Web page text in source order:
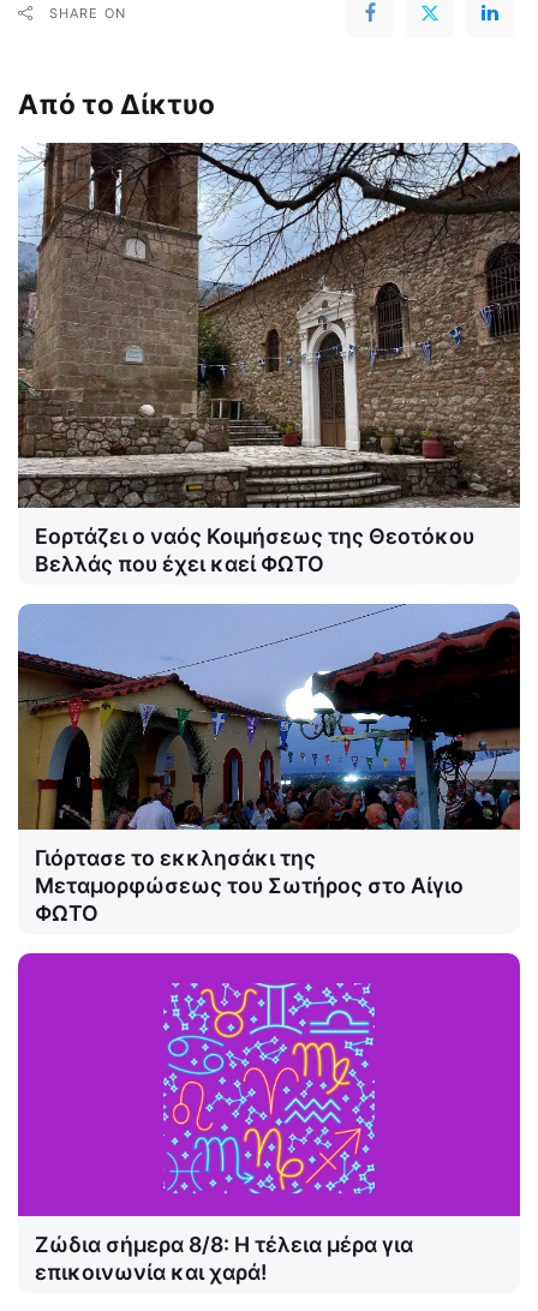
SHARE ON
Από το Δίκτυο
Εορτάζει ο ναός Κοιμήσεως της Θεοτόκου
Βελλάς που έχει καεί ΦΩΤΟ
Γιόρτασε το εκκλησάκι της
Μεταμορφώσεως του Σωτήρος στο Αίγιο
ΦΩΤΟ
Ζώδια σήμερα 8/8: Η τέλεια μέρα για
επικοινωνία και χαρά!